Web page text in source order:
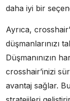
daha iyi bir
Ayrıca,
düşmanlarınızı
Düşmanınızın
crosshair’inizi
avantaj sağlar.